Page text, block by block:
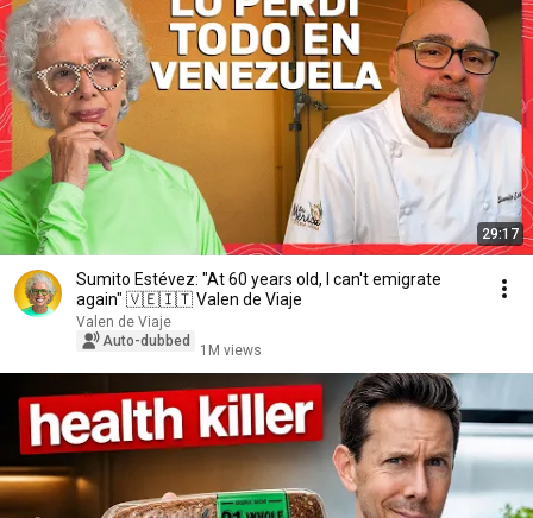
29:17
Sumito Estévez: "At 60 years old, I can't emigrate
again" 🇻🇪🇮🇹 Valen de Viaje
Valen de Viaje
Auto-dubbed
1M views